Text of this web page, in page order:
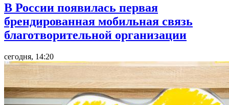
В России появилась первая
брендированная мобильная связь
благотворительной организации
сегодня, 14:20